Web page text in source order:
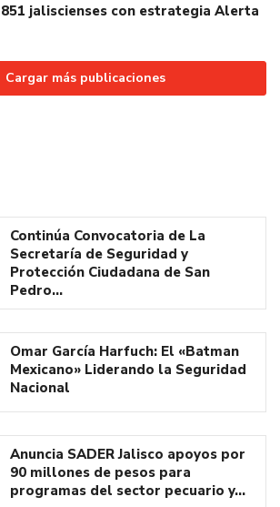
jaliscienses con estrategia Alerta
Cargar más publicaciones
Continúa Convocatoria de La
Secretaría de Seguridad y
Protección Ciudadana de San
Pedro…
Omar García Harfuch: El «Batman
Mexicano» Liderando la Seguridad
Nacional
Anuncia SADER Jalisco apoyos por
90 millones de pesos para
programas del sector pecuario y…